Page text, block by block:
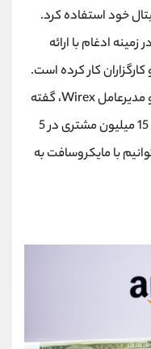
خود استفاده کرد.
در زمینه ادغام با ارائه
کارگزاران کار کرده است.
مدیرعاملWirex، گفته
است که هدف این شرکت "دستیابی به 15 میلیون مشتری در 5
با مایکروسافت به